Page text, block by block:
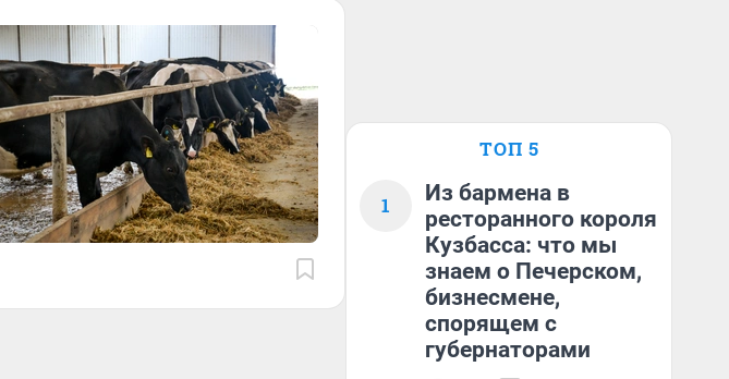
ТОП 5
1
Из бармена в
ресторанного короля
Кузбасса: что мы
знаем о Печерском,
бизнесмене,
спорящем с
губернаторами